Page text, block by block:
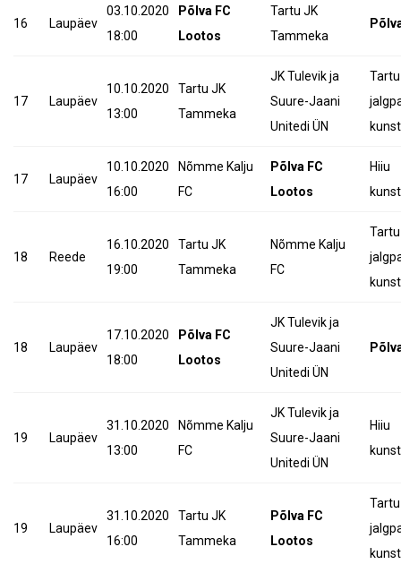
16 Laupäev
03.10.2020
18:00
Põlva FC
Lootos
Tartu JK
Tammeka
17 Laupäev
10.10.2020
13:00
Tartu JK
Tammeka
JK Tulevik ja
Suure-Jaani
Unitedi ÜN
17 Laupäev
10.10.2020
16:00
Nõmme Kalju
FC
Põlva FC
Lootos
Hiiu
18 Reede
16.10.2020
19:00
Tartu JK
Tammeka
Nõmme Kalju
FC
18 Laupäev
17.10.2020
18:00
Põlva FC
Lootos
JK Tulevik ja
Suure-Jaani
Unitedi ÜN
19 Laupäev
31.10.2020
13:00
Nõmme Kalju
FC
JK Tulevik ja
Suure-Jaani
Unitedi ÜN
Hiiu
19 Laupäev
31.10.2020
16:00
Tartu JK
Tammeka
Põlva FC
Lootos